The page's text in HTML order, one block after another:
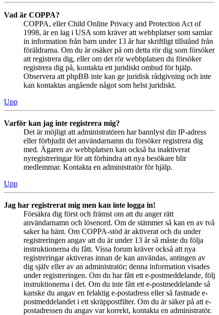
Vad är COPPA?
COPPA, eller Child Online Privacy and Protection Act of
1998, är en lag i USA som kräver att webbplatser som samlar
in information från barn under 13 år har skriftligt tillstånd från
föräldrarna. Om du är osäker på om detta rör dig som försöker
att registrera dig, eller om det rör webbplatsen du försöker
registrera dig på, kontakta ett juridiskt ombud för hjälp.
Observera att phpBB inte kan ge juridisk rådgivning och inte
kan kontaktas angående något som helst juridiskt.
Upp
Varför kan jag inte registrera mig?
Det är möjligt att administratören har bannlyst din IP-adress
eller förbjudit det användarnamn du försöker registrera dig
med. Ägaren av webbplatsen kan också ha inaktiverat
nyregistreringar för att förhindra att nya besökare blir
medlemmar. Kontakta en administratör för hjälp.
Upp
Jag har registrerat mig men kan inte logga in!
Försäkra dig först och främst om att du anger rätt
användarnamn och lösenord. Om de stämmer så kan en av två
saker ha hänt. Om COPPA-stöd är aktiverat och du under
registreringen angav att du är under 13 år så måste du följa
instruktionerna du fått. Vissa forum kräver också att nya
registreringar aktiveras innan de kan användas, antingen av
dig själv eller av an administratör; denna information visades
under registreringen. Om du har fått ett e-postmeddelande, följ
instruktionerna i det. Om du inte fått ett e-postmeddelande så
kanske du angav en felaktig e-postadress eller så fastnade e-
postmeddelandet i ett skräppostfilter. Om du är säker på att e-
postadressen du angav var korrekt, kontakta en administratör.